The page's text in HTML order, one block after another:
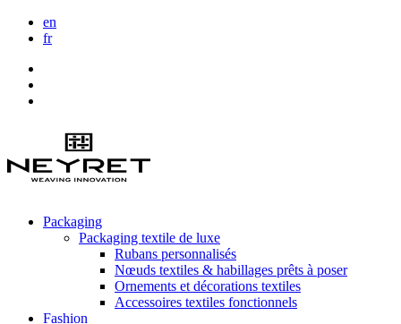
en
fr
Packaging
Packaging textile de luxe
Rubans personnalisés
Nœuds textiles & habillages prêts à poser
Ornements et décorations textiles
Accessoires textiles fonctionnels
Fashion